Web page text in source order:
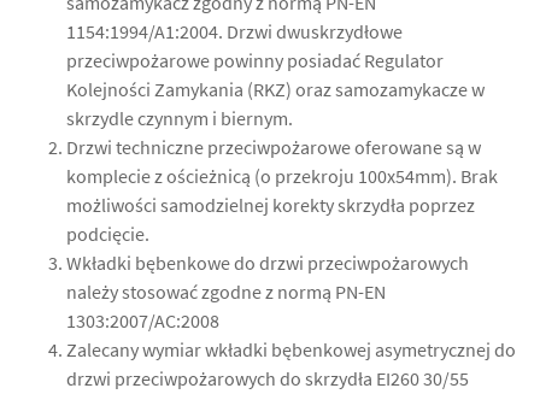
1154:1994/A1:2004. Drzwi dwuskrzydłowe
przeciwpożarowe powinny posiadać Regulator
Kolejności Zamykania (RKZ) oraz samozamykacze w
skrzydle czynnym i biernym.
Drzwi techniczne przeciwpożarowe oferowane są w
komplecie z ościeżnicą (o przekroju 100x54mm). Brak
możliwości samodzielnej korekty skrzydła poprzez
podcięcie.
Wkładki bębenkowe do drzwi przeciwpożarowych
należy stosować zgodne z normą PN-EN
1303:2007/AC:2008
Zalecany wymiar wkładki bębenkowej asymetrycznej do
drzwi przeciwpożarowych do skrzydła EI260 30/55